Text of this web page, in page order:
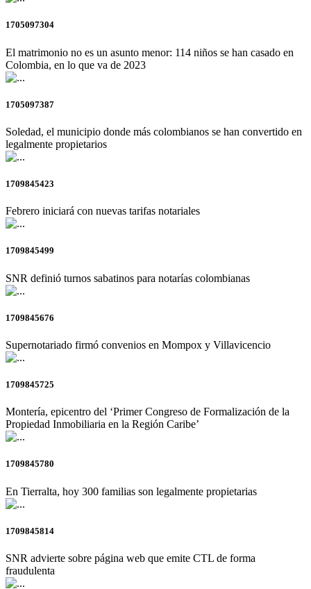
1705097304
El matrimonio no es un asunto menor: 114 niños se han casado en
Colombia, en lo que va de 2023
1705097387
Soledad, el municipio donde más colombianos se han convertido en
legalmente propietarios
1709845423
Febrero iniciará con nuevas tarifas notariales
1709845499
SNR definió turnos sabatinos para notarías colombianas
1709845676
Supernotariado firmó convenios en Mompox y Villavicencio
1709845725
Montería, epicentro del ‘Primer Congreso de Formalización de la
Propiedad Inmobiliaria en la Región Caribe’
1709845780
En Tierralta, hoy 300 familias son legalmente propietarias
1709845814
SNR advierte sobre página web que emite CTL de forma
fraudulenta